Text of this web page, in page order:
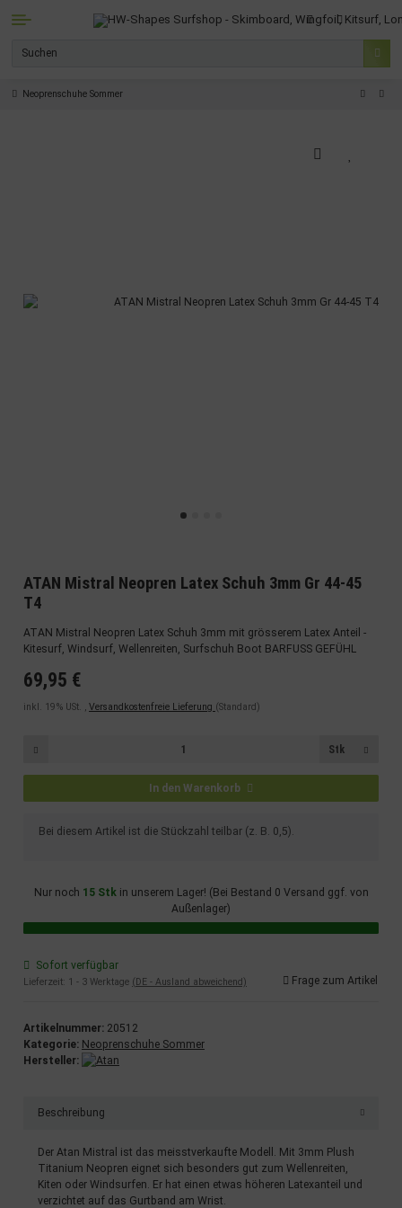
Neoprenschuhe Sommer
ATAN Mistral Neopren Latex Schuh 3mm Gr 44-45
T4
ATAN Mistral Neopren Latex Schuh 3mm mit grösserem Latex Anteil -
Kitesurf, Windsurf, Wellenreiten, Surfschuh Boot BARFUSS GEFÜHL
69,95 €
inkl. 19% USt. , Versandkostenfreie Lieferung (Standard)
Stk
In den Warenkorb
xBei diesem Artikel ist die Stückzahl teilbar (z. B. 0,5).
Nur noch 15 Stkin unserem Lager! (Bei Bestand 0 Versand ggf. von
Außenlager)
Sofort verfügbar
Lieferzeit: 1 - 3 Werktage (DE - Ausland abweichend) Frage zum Artikel
Artikelnummer: 20512
Kategorie: Neoprenschuhe Sommer
Hersteller:
Beschreibung
Der Atan Mistral ist das meisstverkaufte Modell. Mit 3mm Plush
Titanium Neopren eignet sich besonders gut zum Wellenreiten,
Kiten oder Windsurfen. Er hat einen etwas höheren Latexanteil und
verzichtet auf das Gurtband am Wrist.